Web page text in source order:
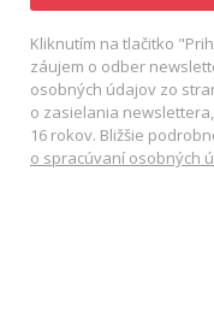
Kliknutím na tlačitko
záujem o odber
osobných údajov zo
o zasielania
16 rokov. Bližšie
o spracúvaní osobných